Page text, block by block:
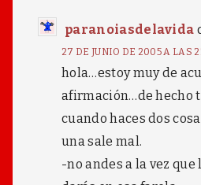
paranoiasdelavida
27 DE JUNIO DE 2005 A LAS
hola…estoy muy de
afirmación…de hecho
cuando haces dos
una sale mal.
-no andes a la vez